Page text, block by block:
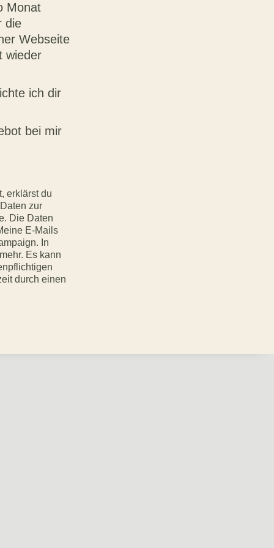
Monat
die
Webseite
wieder
ich dir
bei mir
erklärst du
zur
Die Daten
E-Mails
In
Es kann
durch einen